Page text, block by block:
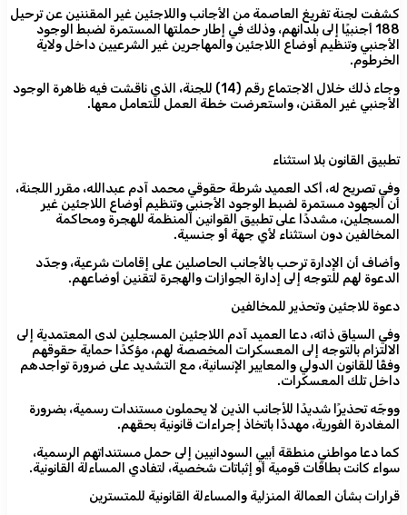
كشفت لجنة تفريغ العاصمة من الأجانب واللاجئين غير المقننين عن ترحيل
188 أجنبيًا إلى بلدانهم، وذلك في إطار حملتها المستمرة لضبط الوجود
الأجنبي وتنظيم أوضاع اللاجئين والمهاجرين غير الشرعيين داخل ولاية
الخرطوم.
وجاء ذلك خلال الاجتماع رقم (14) للجنة، الذي ناقشت فيه ظاهرة الوجود
الأجنبي غير المقنن، واستعرضت خطة العمل للتعامل معها.
تطبيق القانون بلا استثناء
وفي تصريح له، أكد العميد شرطة حقوقي محمد آدم عبدالله، مقرر اللجنة،
أن الجهود مستمرة لضبط الوجود الأجنبي وتنظيم أوضاع اللاجئين غير
المسجلين، مشددًا على تطبيق القوانين المنظمة للهجرة ومحاكمة
المخالفين دون استثناء لأي جهة أو جنسية.
وأضاف أن الإدارة ترحب بالأجانب الحاصلين على إقامات شرعية، وجدّد
الدعوة لهم للتوجه إلى إدارة الجوازات والهجرة لتقنين أوضاعهم.
دعوة للاجئين وتحذير للمخالفين
وفي السياق ذاته، دعا العميد آدم اللاجئين المسجلين لدى المعتمدية إلى
الالتزام بالتوجه إلى المعسكرات المخصصة لهم، مؤكدًا حماية حقوقهم
وفقًا للقانون الدولي والمعايير الإنسانية، مع التشديد على ضرورة تواجدهم
داخل تلك المعسكرات.
ووجّه تحذيرًا شديدًا للأجانب الذين لا يحملون مستندات رسمية، بضرورة
المغادرة الفورية، مهددًا باتخاذ إجراءات قانونية بحقهم.
كما دعا مواطني منطقة أبيي السودانيين إلى حمل مستنداتهم الرسمية،
سواء كانت بطاقات قومية أو إثباتات شخصية، لتفادي المساءلة القانونية.
قرارات بشأن العمالة المنزلية والمساءلة القانونية للمتسترين